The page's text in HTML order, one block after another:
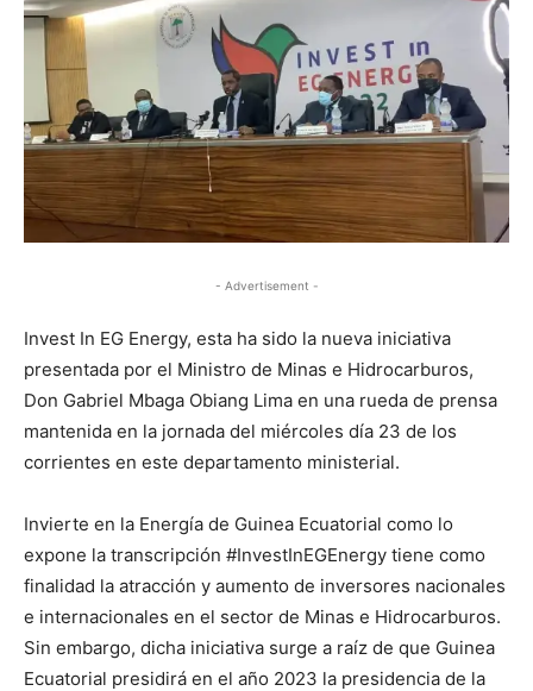
- Advertisement -
Invest In EG Energy, esta ha sido la nueva iniciativa
presentada por el Ministro de Minas e Hidrocarburos,
Don Gabriel Mbaga Obiang Lima en una rueda de prensa
mantenida en la jornada del miércoles día 23 de los
corrientes en este departamento ministerial.
Invierte en la Energía de Guinea Ecuatorial como lo
expone la transcripción #InvestInEGEnergy tiene como
finalidad la atracción y aumento de inversores nacionales
e internacionales en el sector de Minas e Hidrocarburos.
Sin embargo, dicha iniciativa surge a raíz de que Guinea
Ecuatorial presidirá en el año 2023 la presidencia de la